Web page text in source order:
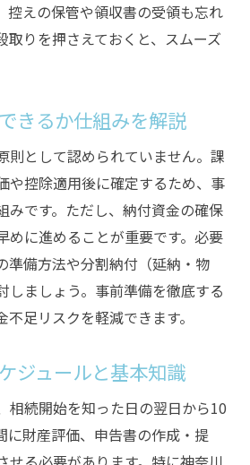
控えの保管や領収書の受領も忘れ
取りを押さえておくと、スムーズ
きるか仕組みを解説
則として認められていません。課
や控除適用後に確定するため、事
みです。ただし、納付資金の確保
めに進めることが重要です。必要
準備方法や分割納付（延納・物
しましょう。事前準備を徹底する
足リスクを軽減できます。
ジュールと基本知識
相続開始を知った日の翌日から10
に財産評価、申告書の作成・提